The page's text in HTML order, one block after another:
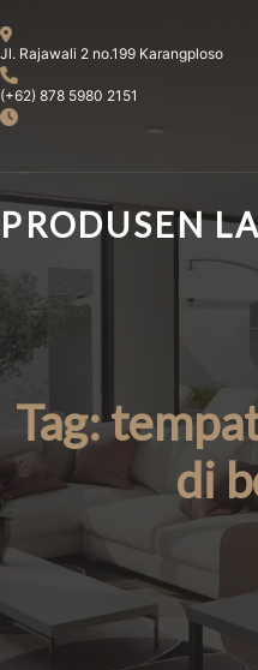
to
content
Jl. Rajawali 2 no.199 Karangploso
(+62) 878 5980 2151
PRODUSEN
Tag:
di